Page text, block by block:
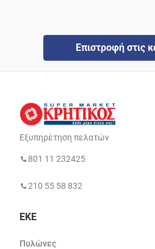
Επιστροφή στις
Εξυπηρέτηση πελατών
801 11 232425
210 55 58 832
ΕΚΕ
Πυλώνες